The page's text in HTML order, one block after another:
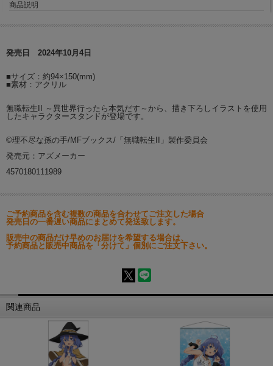
商品説明
発売日 2024年10月4日
■サイズ：約94×150(mm)
■素材：アクリル
無職転生II ～異世界行ったら本気だす～から、描き下ろしイラストを使用
したキャラクタースタンドが登場です。
©理不尽な孫の手/MFブックス/「無職転生II」製作委員会
発売元：アズメーカー
4570180111989
ご予約商品を含む複数の商品を合わせてご注文した場合
発売日の一番遅い商品にまとめて発送致します。
販売中の商品だけ早めのお届けを希望する場合は、
予約商品と販売中商品を「分けて」個別にご注文下さい。
関連商品